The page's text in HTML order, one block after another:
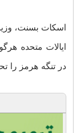
اسکات بسنت،
ایالات متحده
در تنگه هرمز را